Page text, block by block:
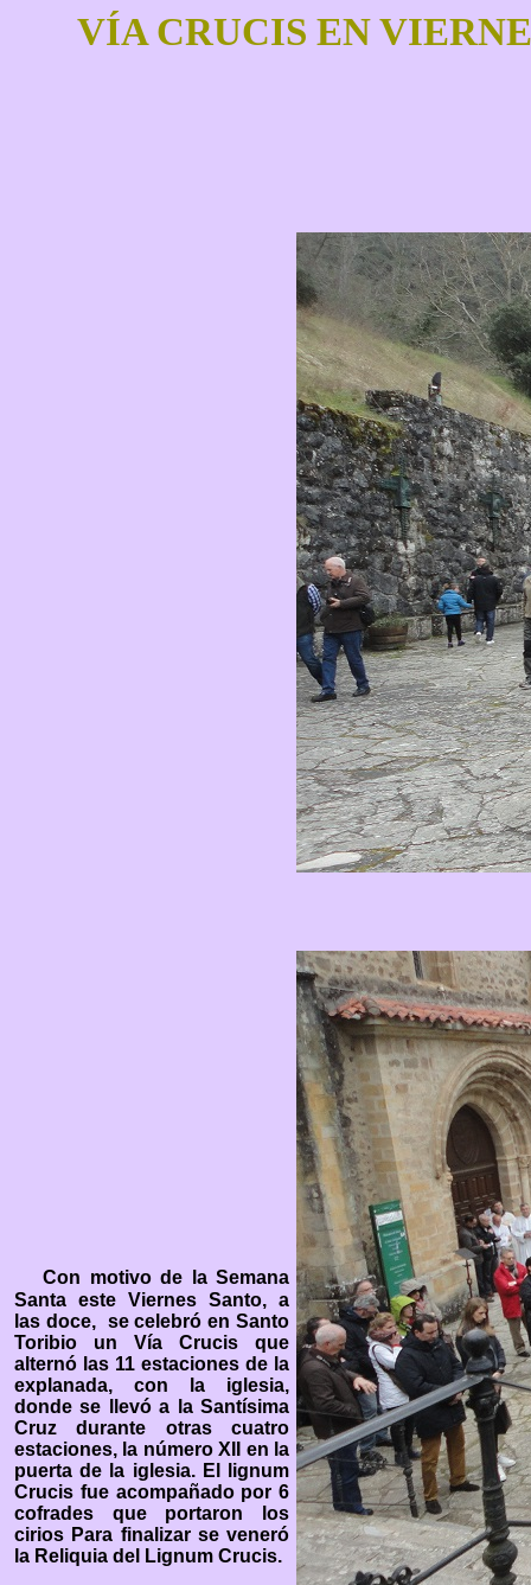
VÍA CRUCIS EN
Con motivo de la Semana
Santa este Viernes Santo, a
las doce, se celebró en Santo
Toribio un Vía Crucis que
alternó las 11 estaciones de la
explanada, con la iglesia,
donde se llevó a la Santísima
Cruz durante otras cuatro
estaciones, la número XII en la
puerta de la iglesia. El lignum
Crucis fue acompañado por 6
cofrades que portaron los
cirios Para finalizar se veneró
la Reliquia del Lignum Crucis.